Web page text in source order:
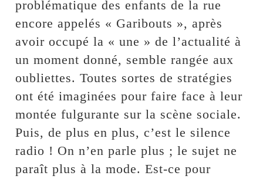
problématique des enfants de la rue
encore appelés « Garibouts », après
avoir occupé la « une » de l’actualité à
un moment donné, semble rangée aux
oubliettes. Toutes sortes de stratégies
ont été imaginées pour faire face à leur
montée fulgurante sur la scène sociale.
Puis, de plus en plus, c’est le silence
radio ! On n’en parle plus ; le sujet ne
paraît plus à la mode. Est-ce pour